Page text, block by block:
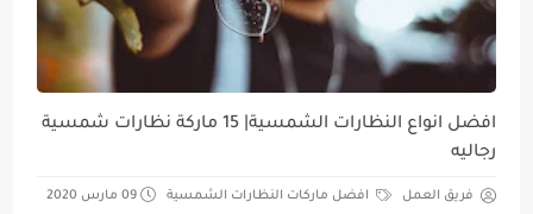
افضل انواع النظارات الشمسية| 15 ماركة نظارات شمسية
رجاليه
فريق العمل افضل ماركات النظارات الشمسية 09 مارس 2020